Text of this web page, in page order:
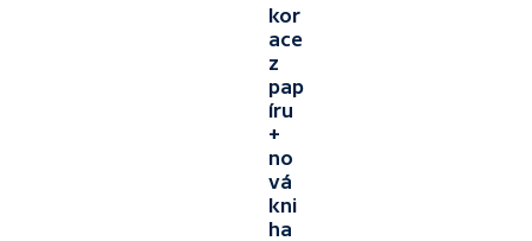
kor
ace
z
pap
íru
+
no
vá
kni
ha